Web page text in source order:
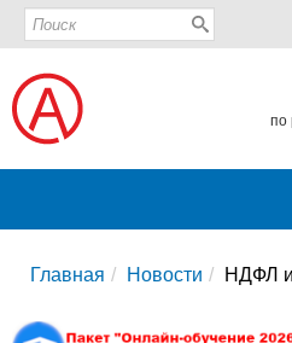
по
Главная Новости НДФЛ